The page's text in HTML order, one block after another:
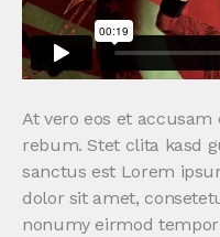
At vero eos et
rebum. Stet clita kasd
sanctus est Lorem
dolor sit amet,
nonumy eirmod